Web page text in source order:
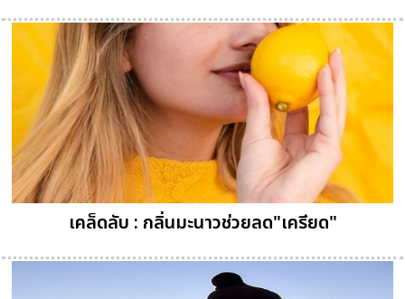
เคล็ดลับ : กลิ่นมะนาวช่วยลด"เครียด"